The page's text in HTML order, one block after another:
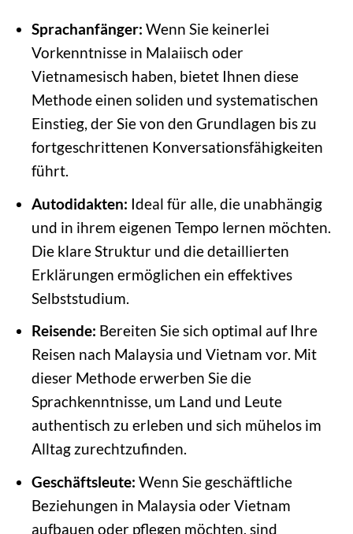
Sprachanfänger: Wenn Sie keinerlei
Vorkenntnisse in Malaiisch oder
Vietnamesisch haben, bietet Ihnen diese
Methode einen soliden und systematischen
Einstieg, der Sie von den Grundlagen bis zu
fortgeschrittenen Konversationsfähigkeiten
führt.
Autodidakten: Ideal für alle, die unabhängig
und in ihrem eigenen Tempo lernen möchten.
Die klare Struktur und die detaillierten
Erklärungen ermöglichen ein effektives
Selbststudium.
Reisende: Bereiten Sie sich optimal auf Ihre
Reisen nach Malaysia und Vietnam vor. Mit
dieser Methode erwerben Sie die
Sprachkenntnisse, um Land und Leute
authentisch zu erleben und sich mühelos im
Alltag zurechtzufinden.
Geschäftsleute: Wenn Sie geschäftliche
Beziehungen in Malaysia oder Vietnam
aufbauen oder pflegen möchten, sind